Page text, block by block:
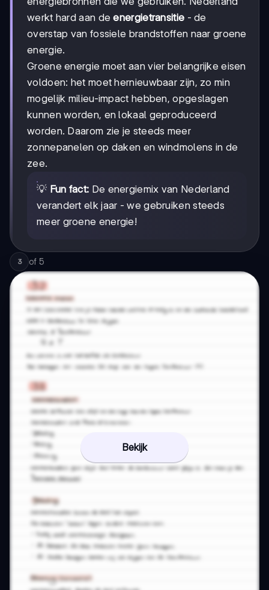
werkt hard aan deenergietransitie - de
overstap van fossiele brandstoffen naar groene
energie.
Groene energie moet aan vier belangrijke eisen
voldoen: het moet hernieuwbaar zijn, zo min
mogelijk milieu-impact hebben, opgeslagen
kunnen worden, en lokaal geproduceerd
worden. Daarom zie je steeds meer
zonnepanelen op daken en windmolens in de
zee.
💡 Fun fact: De energiemix van Nederland
verandert elk jaar - we gebruiken steeds
meer groene energie!
3 of 5
Bekijk